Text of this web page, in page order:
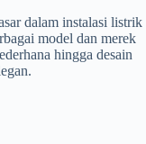
dalam instalasi listrik
model dan merek
hingga desain